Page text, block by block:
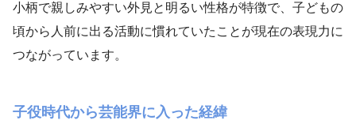
小柄で親しみやすい外見と明るい性格が特徴で、子どもの
頃から人前に出る活動に慣れていたことが現在の表現力に
つながっています。
子役時代から芸能界に入った経緯